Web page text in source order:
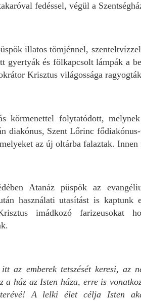
fedéssel, végül a
illatos tömjénnel,
gyertyák és fölkapcsolt lámpák a
Krisztus világossága
körmenettel folytatódott,
diakónus, Szent Lőrinc
az új oltárba falaztak.
Atanáz püspök az
használati utasítást is kaptunk
imádkozó farizeusokat
az emberek tetszését keresi, az
a ház az Isten háza, erre is
terévé! A lelki élet célja Isten